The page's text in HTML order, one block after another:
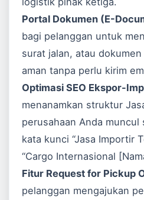
Portal Dokumen (E-
bagi pelanggan untuk
surat jalan, atau
aman tanpa perlu kirim
Optimasi SEO Ekspor-
menanamkan struktur
perusahaan Anda muncul
kata kunci “Jasa Importir
“Cargo Internasional
Fitur Request for Pickup
pelanggan mengajukan